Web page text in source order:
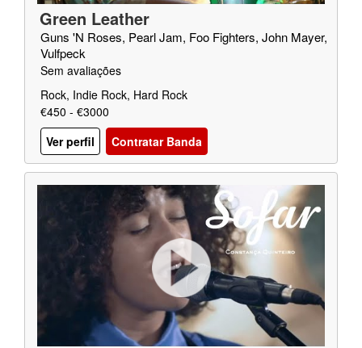
Green Leather
Guns 'N Roses, Pearl Jam, Foo Fighters, John Mayer,
Vulfpeck
Sem avaliações
Rock, Indie Rock, Hard Rock
€450 - €3000
Ver perfil
Contratar Banda